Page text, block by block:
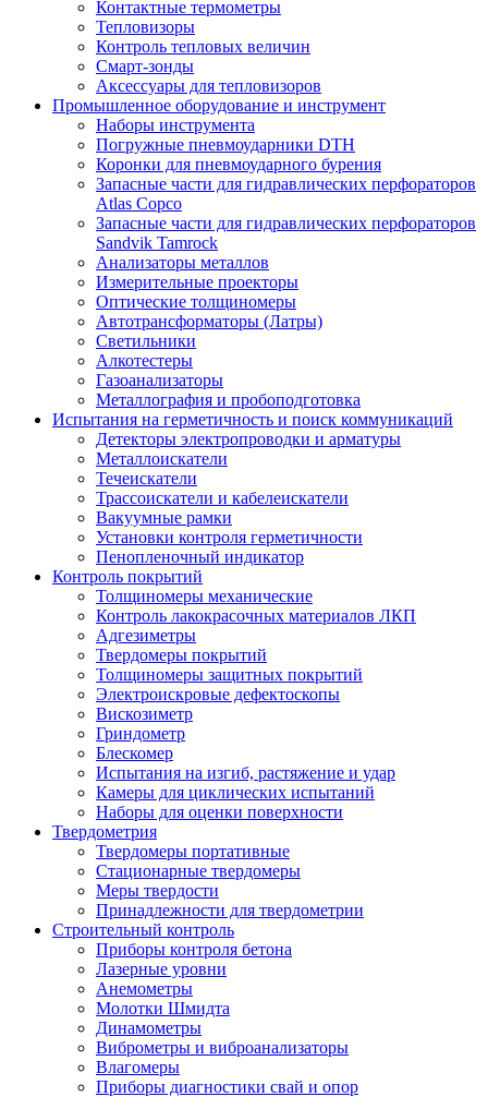
Контактные термометры
Тепловизоры
Контроль тепловых величин
Смарт-зонды
Аксессуары для тепловизоров
Промышленное оборудование и инструмент
Наборы инструмента
Погружные пневмоударники DTH
Коронки для пневмоударного бурения
Запасные части для гидравлических перфораторов
Atlas Copco
Запасные части для гидравлических перфораторов
Sandvik Tamrock
Анализаторы металлов
Измерительные проекторы
Оптические толщиномеры
Автотрансформаторы (Латры)
Светильники
Алкотестеры
Газоанализаторы
Металлография и пробоподготовка
Испытания на герметичность и поиск коммуникаций
Детекторы электропроводки и арматуры
Металлоискатели
Течеискатели
Трассоискатели и кабелеискатели
Вакуумные рамки
Установки контроля герметичности
Пенопленочный индикатор
Контроль покрытий
Толщиномеры механические
Контроль лакокрасочных материалов ЛКП
Адгезиметры
Твердомеры покрытий
Толщиномеры защитных покрытий
Электроискровые дефектоскопы
Вискозиметр
Гриндометр
Блескомер
Испытания на изгиб, растяжение и удар
Камеры для циклических испытаний
Наборы для оценки поверхности
Твердометрия
Твердомеры портативные
Стационарные твердомеры
Меры твердости
Принадлежности для твердометрии
Строительный контроль
Приборы контроля бетона
Лазерные уровни
Анемометры
Молотки Шмидта
Динамометры
Виброметры и виброанализаторы
Влагомеры
Приборы диагностики свай и опор